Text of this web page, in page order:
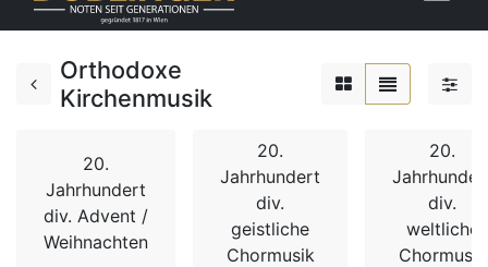
Orthodoxe
Kirchenmusik
20.
Jahrhundert
div. Advent /
Weihnachten
20.
Jahrhundert
div.
geistliche
Chormusik
20.
div.
weltliche
Chormusik